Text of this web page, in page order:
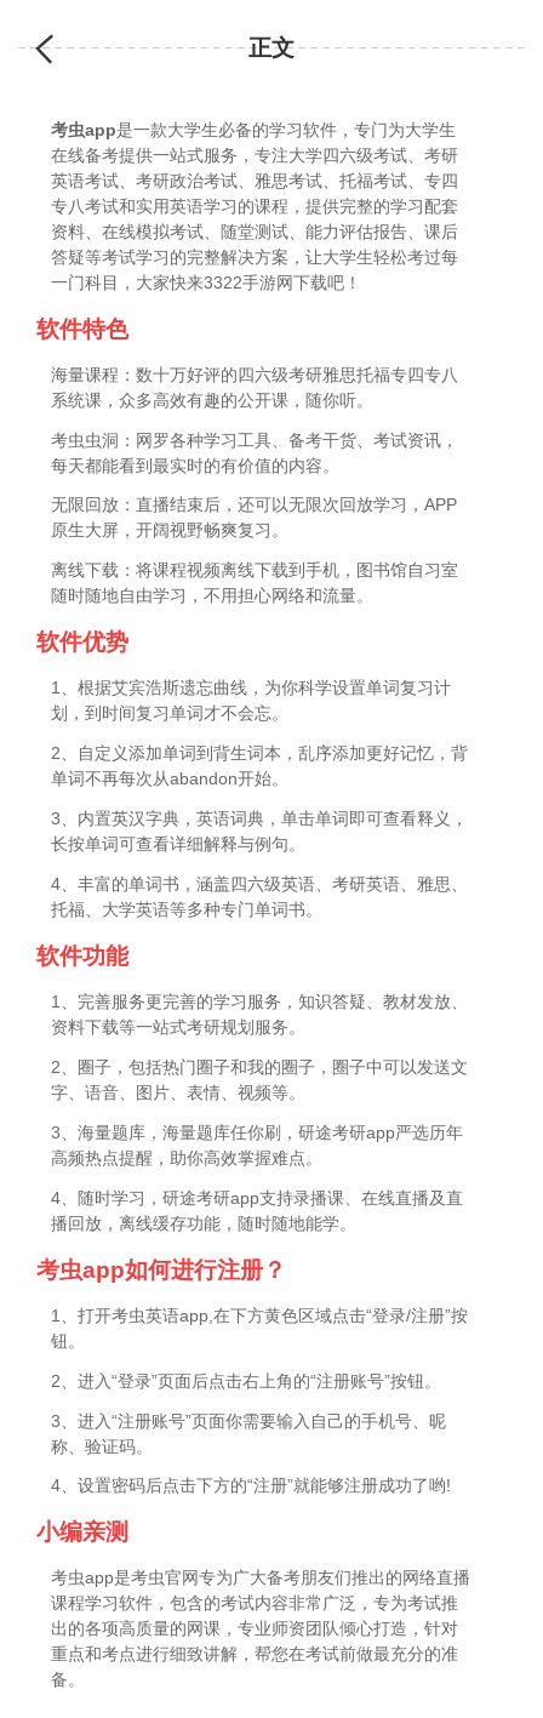
正文
考虫app是一款大学生必备的学习软件，专门为大学生
在线备考提供一站式服务，专注大学四六级考试、考研
英语考试、考研政治考试、雅思考试、托福考试、专四
专八考试和实用英语学习的课程，提供完整的学习配套
资料、在线模拟考试、随堂测试、能力评估报告、课后
答疑等考试学习的完整解决方案，让大学生轻松考过每
一门科目，大家快来3322手游网下载吧！
软件特色
海量课程：数十万好评的四六级考研雅思托福专四专八
系统课，众多高效有趣的公开课，随你听。
考虫虫洞：网罗各种学习工具、备考干货、考试资讯，
每天都能看到最实时的有价值的内容。
无限回放：直播结束后，还可以无限次回放学习，APP
原生大屏，开阔视野畅爽复习。
离线下载：将课程视频离线下载到手机，图书馆自习室
随时随地自由学习，不用担心网络和流量。
软件优势
1、根据艾宾浩斯遗忘曲线，为你科学设置单词复习计
划，到时间复习单词才不会忘。
2、自定义添加单词到背生词本，乱序添加更好记忆，背
单词不再每次从abandon开始。
3、内置英汉字典，英语词典，单击单词即可查看释义，
长按单词可查看详细解释与例句。
4、丰富的单词书，涵盖四六级英语、考研英语、雅思、
托福、大学英语等多种专门单词书。
软件功能
1、完善服务更完善的学习服务，知识答疑、教材发放、
资料下载等一站式考研规划服务。
2、圈子，包括热门圈子和我的圈子，圈子中可以发送文
字、语音、图片、表情、视频等。
3、海量题库，海量题库任你刷，研途考研app严选历年
高频热点提醒，助你高效掌握难点。
4、随时学习，研途考研app支持录播课、在线直播及直
播回放，离线缓存功能，随时随地能学。
考虫app如何进行注册？
1、打开考虫英语app,在下方黄色区域点击“登录/注册”按
钮。
2、进入“登录”页面后点击右上角的“注册账号”按钮。
3、进入“注册账号”页面你需要输入自己的手机号、昵
称、验证码。
4、设置密码后点击下方的“注册”就能够注册成功了哟!
小编亲测
考虫app是考虫官网专为广大备考朋友们推出的网络直播
课程学习软件，包含的考试内容非常广泛，专为考试推
出的各项高质量的网课，专业师资团队倾心打造，针对
重点和考点进行细致讲解，帮您在考试前做最充分的准
备。